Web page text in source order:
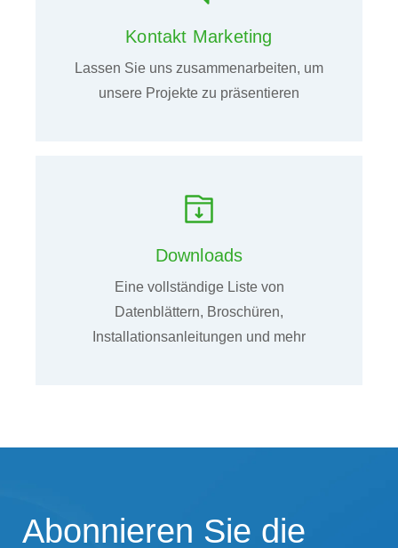
Kontakt Marketing
Lassen Sie uns zusammenarbeiten, um
unsere Projekte zu präsentieren
Downloads
Eine vollständige Liste von
Datenblättern, Broschüren,
Installationsanleitungen und mehr
Abonnieren Sie die